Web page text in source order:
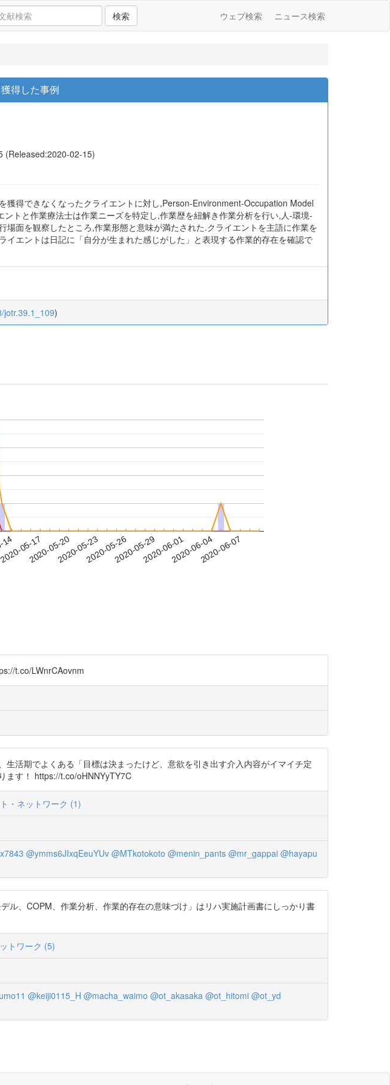
検索 ウェブ検索 ニュース検索
得した事例
(Released:2020-02-15)
獲得できなくなったクライエントに対し,Person-Environment-Occupation Model
トと作業療法士は作業ニーズを特定し,作業歴を紐解き作業分析を行い,人-環境-
面を観察したところ,作業形態と意味が満たされた.クライエントを主語に作業を
エントは日記に「自分が生まれた感じがした」と表現する作業的存在を確認で
jotr.39.1_109)
05-17
2020-05-202020-05-232020-05-262020-05-292020-06-012020-06-042020-06-07
t.co/LWnrCAovnm
活期でよくある「目標は決まったけど、意欲を引き出す介入内容がイマイチ定
ます！ https://t.co/oHNNYyTY7C
・ネットワーク (1)
@ymms6JIxqEeuYUv @MTkotokoto @menin_pants @mr_gappai @hayapu
ル、COPM、作業分析、作業的存在の意味づけ」はリハ実施計画書にしっかり書
トワーク (5)
@keiji0115_H @macha_waimo @ot_akasaka @ot_hitomi @ot_yd